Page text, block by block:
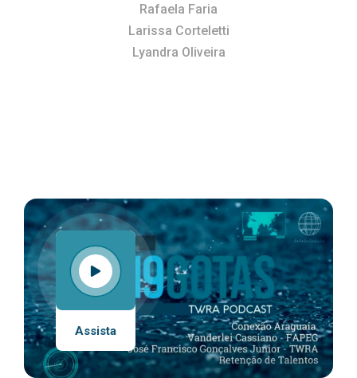
Rafaela Faria
Larissa Corteletti
Lyandra Oliveira
Assista